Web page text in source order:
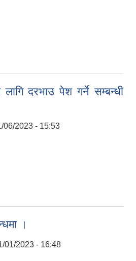
दरभाउ पेश गर्ने सम्बन्धी
06/2023 - 15:53
।
01/2023 - 16:48